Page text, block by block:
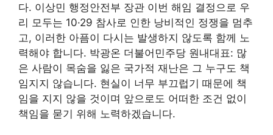
다. 이상민 행정안전부 장관 이번 해임 결정으로 우
리 모두는 10·29 참사로 인한 낭비적인 정쟁을 멈추
고, 이러한 아픔이 다시는 발생하지 않도록 함께 노
력해야 합니다. 박광온 더불어민주당 원내대표: 많
은 사람이 목숨을 잃은 국가적 재난은 그 누구도 책
임지지 않습니다. 현실이 너무 부끄럽기 때문에 책
임을 지지 않을 것이며 앞으로도 어떠한 조건 없이
책임을 묻기 위해 노력하겠습니다.